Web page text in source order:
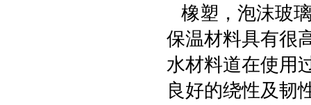
橡塑，泡沫玻
保温材料具有很
水材料道在使用
良好的绕性及韧